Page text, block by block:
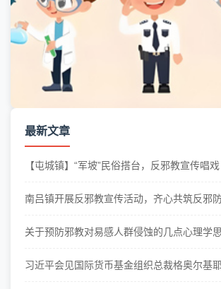
最新文章
【屯城镇】“军坡”民俗搭台，反邪教宣传唱戏
南吕镇开展反邪教宣传活动，齐心共筑反邪
关于预防邪教对易感人群侵蚀的几点心理学
习近平会见国际货币基金组织总裁格奥尔基